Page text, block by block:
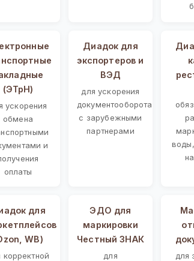
(ЭТрН)
ускорения
обмена
и
оплаты
Диадок для
экспортеров и
ВЭД
для ускорения
документооборота
с зарубежными
партнерами
для
WB)
корректной
ЭДО для
маркировки
Честный ЗНАК
для
для